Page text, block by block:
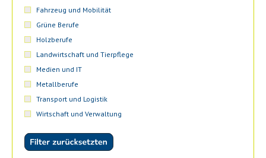
Fahrzeug und Mobilität
Grüne Berufe
Holzberufe
Landwirtschaft und Tierpflege
Medien und IT
Metallberufe
Transport und Logistik
Wirtschaft und Verwaltung